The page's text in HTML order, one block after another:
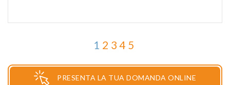
1 2 3 4 5
PRESENTA LA TUA DOMANDA ONLINE